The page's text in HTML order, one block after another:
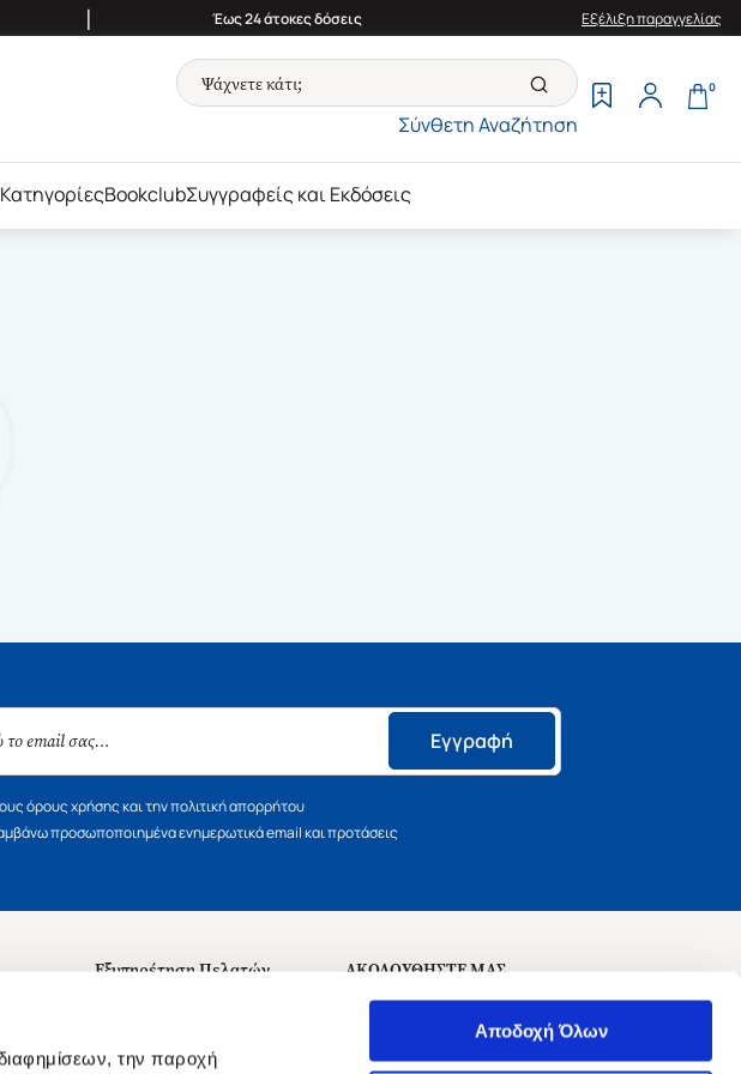
την παροχή
Αποδοχή Όλων
| Έως 24 άτοκες δόσεις Εξέλιξη παραγγελίας
Σύνθετη Αναζήτηση
0
BookclubΣυγγραφείς και Εκδόσεις
Εγγραφή
όρους χρήσης και την πολιτική απορρήτου
προσωποποιημένα ενημερωτικά email και προτάσεις
Εξυπηρέτηση Πελατών
ΑΚΟΛΟΥΘΗΣΤΕ ΜΑΣ